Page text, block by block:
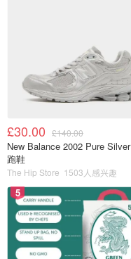
图片来自于
£30.00 £140.00
New Balance 2002 Pure
跑鞋
The Hip Store 1503人感兴趣
5